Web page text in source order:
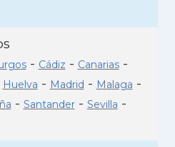
- Cádiz - Canarias-
Huelva - Madrid - Malaga -
- Santander- Sevilla -